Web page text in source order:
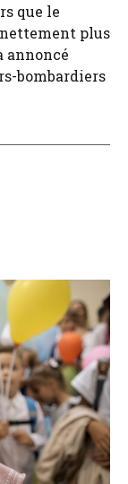
que le
plus
annoncé
bombardiers